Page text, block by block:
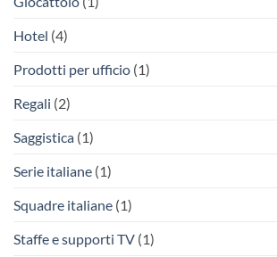
Hotel (4)
Prodotti per ufficio (1)
Regali (2)
Saggistica (1)
Serie italiane (1)
Squadre italiane (1)
Staffe e supporti TV (1)